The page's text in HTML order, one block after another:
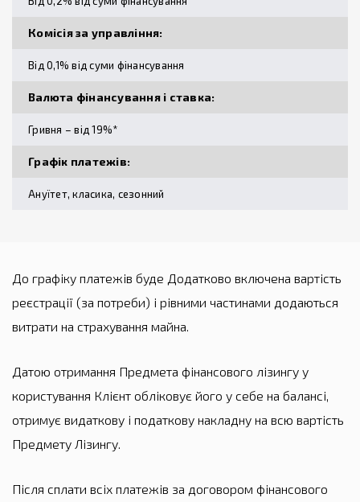
Комісія за управління:
Від 0,1% від суми фінансування
Валюта фінансування і ставка:
Гривня – від 19%*
Графік платежів:
Ануїтет, класика, сезонний
До графіку платежів буде Додатково включена вартість
реєстрації (за потреби) і рівними частинами додаються
витрати на страхування майна.
Датою отримання Предмета фінансового лізингу у
користування Клієнт обліковує його у себе на балансі,
отримує видаткову і податкову накладну на всю вартість
Предмету Лізингу.
Після сплати всіх платежів за договором фінансового